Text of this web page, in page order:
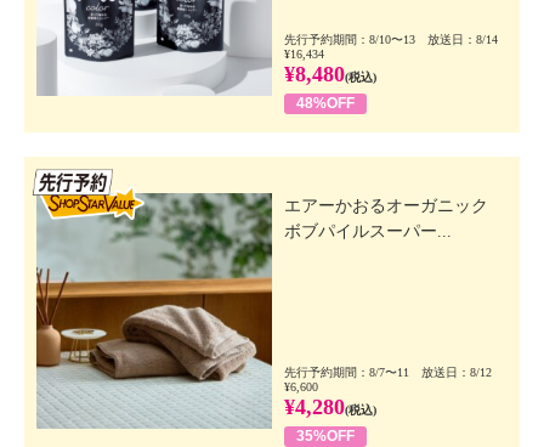
先行予約期間：8/10〜13 放送日：8/14
¥16,434
¥8,480(税込)
48%OFF
エアーかおるオーガニック
ボブパイルスーパー...
先行予約期間：8/7〜11 放送日：8/12
¥6,600
¥4,280(税込)
35%OFF